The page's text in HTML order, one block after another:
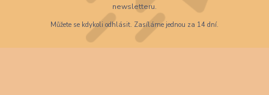
newsletteru.
Můžete se kdykoli odhlásit. Zasíláme jednou za 14 dní.